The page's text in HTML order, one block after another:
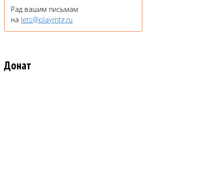
Рад вашим письмам
на lets@playmtg.ru
Донат